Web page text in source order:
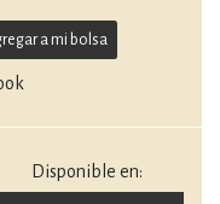
a mi bolsa
Disponible en: